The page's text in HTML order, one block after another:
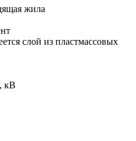
жила
слой из пластмассовых
кВ